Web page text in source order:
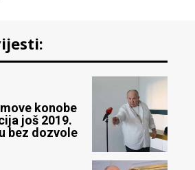
konobe
još 2019.
bez dozvole